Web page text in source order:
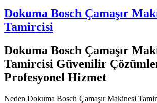
Dokuma Bosch Çamaşır
Tamircisi
Dokuma Bosch Çamaşır
Tamircisi Güvenilir
Profesyonel Hizmet
Neden Dokuma Bosch Çamaşır Makinesi